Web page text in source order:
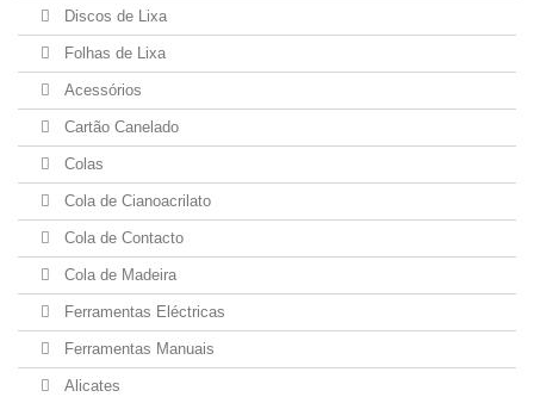
Discos de Lixa
Folhas de Lixa
Acessórios
Cartão Canelado
Colas
Cola de Cianoacrilato
Cola de Contacto
Cola de Madeira
Ferramentas Eléctricas
Ferramentas Manuais
Alicates